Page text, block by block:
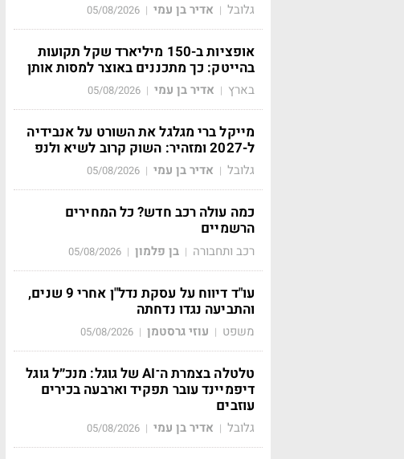
גלובל | אדיר בן עמי |
05/08/2026
אופציות ב-150 מיליארד שקל תקועות
בהייטק: כך מתכננים באוצר למסות אותן
בארץ | אדיר בן עמי |
05/08/2026
מייקל ברי מגלגל את השורט על אנבידיה
ל-2027 ומזהיר: השוק קרוב לשיא ולנפ
גלובל | אדיר בן עמי |
05/08/2026
כמה עולה רכב חדש? כל המחירים
הרשמיים
רכב ותחבורה | בן פלמון |
05/08/2026
עו"ד דיווח על עסקת נדל"ן אחרי 9 שנים,
והתביעה נגדו נדחתה
משפט | עוזי גרסטמן |
05/08/2026
טלטלה בצמרת ה־AI של גוגל: מנכ״ל גוגל
דיפמיינד עובר תפקיד וארבעה בכירים
עוזבים
גלובל | אדיר בן עמי |
05/08/2026